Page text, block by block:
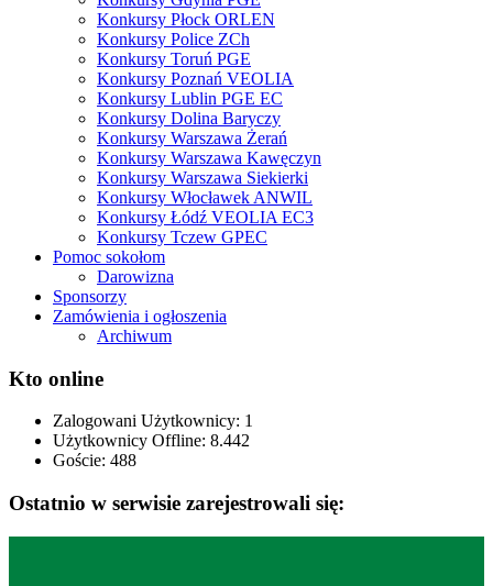
Konkursy Płock ORLEN
Konkursy Police ZCh
Konkursy Toruń PGE
Konkursy Poznań VEOLIA
Konkursy Lublin PGE EC
Konkursy Dolina Baryczy
Konkursy Warszawa Żerań
Konkursy Warszawa Kawęczyn
Konkursy Warszawa Siekierki
Konkursy Włocławek ANWIL
Konkursy Łódź VEOLIA EC3
Konkursy Tczew GPEC
Pomoc sokołom
Darowizna
Sponsorzy
Zamówienia i ogłoszenia
Archiwum
Kto online
Zalogowani Użytkownicy: 1
Użytkownicy Offline: 8.442
Goście: 488
Ostatnio w serwisie zarejestrowali się: